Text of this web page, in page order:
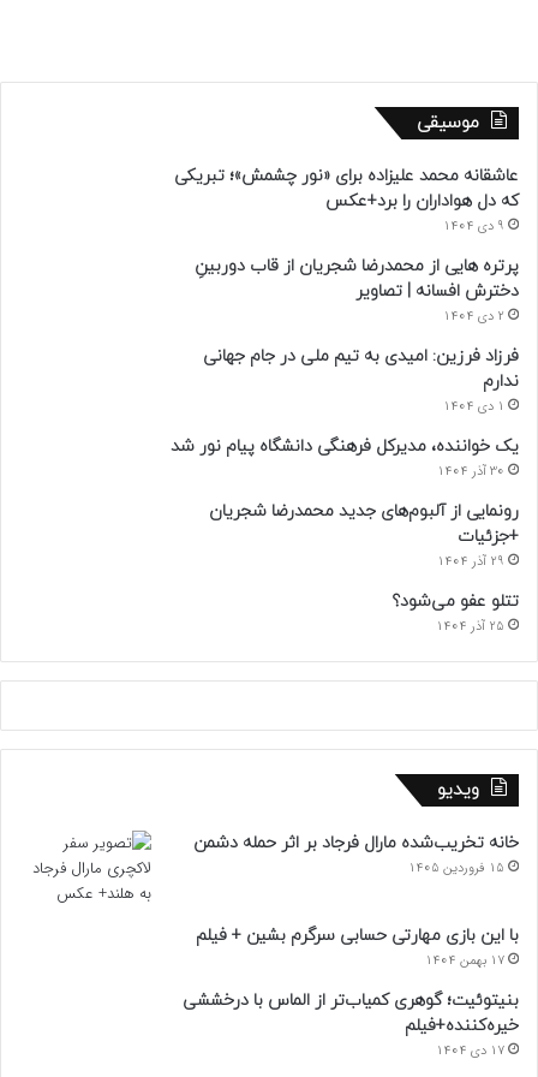
موسیقی
عاشقانه محمد علیزاده برای «نور چشمش»؛ تبریکی
که دل هواداران را برد+عکس
9 دی 1404
پرتره هایی از محمدرضا شجریان از قاب دوربینِ
دخترش افسانه | تصاویر
2 دی 1404
فرزاد فرزین: امیدی به تیم ملی در جام جهانی
ندارم
1 دی 1404
یک خواننده، مدیرکل فرهنگی دانشگاه پیام نور شد
30 آذر 1404
رونمایی از آلبوم‌های جدید محمدرضا شجریان
+جزئیات
29 آذر 1404
تتلو عفو می‌شود؟
25 آذر 1404
ویدیو
خانه تخریب‌شده مارال فرجاد بر اثر حمله دشمن
15 فروردین 1405
با این بازی مهارتی حسابی سرگرم بشین + فیلم
17 بهمن 1404
بنیتوئیت؛ گوهری کمیاب‌تر از الماس با درخششی
خیره‌کننده+فیلم
17 دی 1404